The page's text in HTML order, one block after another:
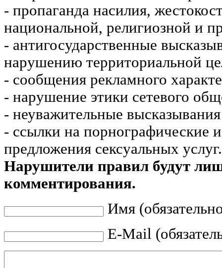
- пропаганда насилия,
национальной, религиозной и
- антигосударственные
нарушению территориальной
- сообщения рекламного
- нарушение этики сетевого
- неуважительные
- ссылки на порнографические
предложения сексуальных услуг.
Нарушители правил будут
комментирования.
Имя
E-Mail